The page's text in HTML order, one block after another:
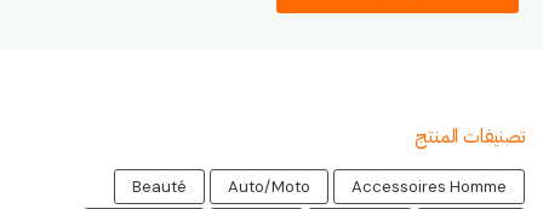
تصنيفات المنتج
Accessoires Homme
Auto/Moto
Beauté